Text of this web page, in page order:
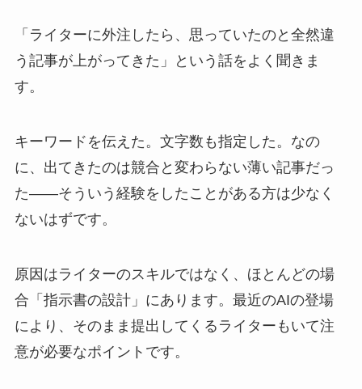
「ライターに外注したら、思っていたのと全然違
う記事が上がってきた」という話をよく聞きま
す。
キーワードを伝えた。文字数も指定した。なの
に、出てきたのは競合と変わらない薄い記事だっ
た——そういう経験をしたことがある方は少なく
ないはずです。
原因はライターのスキルではなく、ほとんどの場
合「指示書の設計」にあります。最近のAIの登場
により、そのまま提出してくるライターもいて注
意が必要なポイントです。